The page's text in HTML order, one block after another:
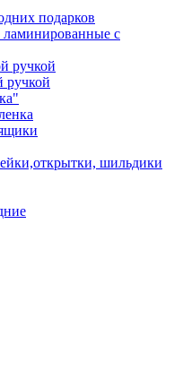
подарков
с
ручкой
ручкой
шильдики